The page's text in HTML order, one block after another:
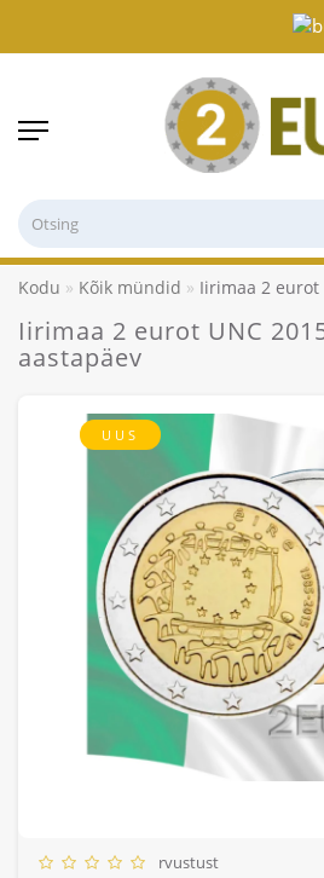
Kodu Kõik mündid Iirimaa 2 eurot
Iirimaa 2 eurot UNC
aastapäev
UUS
rvustust